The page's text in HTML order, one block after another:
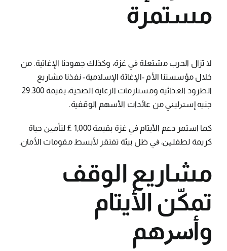
ﻣﺴﺘﻤﺮة
ﻻ ﺗﺰال اﻟﺤﺮب ﻣﺸﺘﻌﻠﺔ ﰲ ﻏﺰة، وﻛﺬﻟﻚ ﺟﻬﻮدﻧﺎ اﻹﻏﺎﺛﻴﺔ. ﻣﻦ
ﺧﻼل ﻣﺆﺳﺴﺘﻨﺎ اﻷم -اﻹﻏﺎﺛﺔ اﻹﺳﻼﻣﻴﺔ- ﻧﻔﺬﻧﺎ ﻣﺸﺎرﻳﻊ
اﻟﻄﺮود اﻟﻐﺬاﺋﻴﺔ وﻣﺴﺘﻠﺰﻣﺎت اﻟﺮﻋﺎﻳﺔ اﻟﺼﺤﻴﺔ، ﺑﻘﻴﻤﺔ 29.300
ﺟﻨﻴﻪ إﺳﱰﻟﻴﲏ ﻣﻦ ﻋﺎﺋﺪات اﻷﺳﻬﻢ اﻟﻮﻗﻔﻴﺔ.
ﻛﻤﺎ اﺳﺘﻤﺮ دﻋﻢ اﻷﻳﺘﺎم ﰲ ﻏﺰة ﺑﻘﻴﻤﺔ 1,000 £ ﻟﺘﺄﻣﲔ ﺣﻴﺎة
ﻛﺮﻳﻤﺔ ﻟﻄﻔﻠﲔ، ﰲ ﻇﻞ ﺑﻴﺌﺔ ﺗﻔﺘﻘﺮ ﻷﺑﺴﻂ ﻣﻘﻮﻣﺎت اﻷﻣﺎن.
ﻣﺸﺎرﻳﻊ اﻟﻮﻗﻒ
ﺗﻤﻜّﻦ اﻷﻳﺘﺎم
وأﴎﻫﻢ